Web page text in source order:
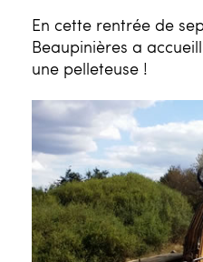
En cette rentrée de
Beaupinières a
une pelleteuse !